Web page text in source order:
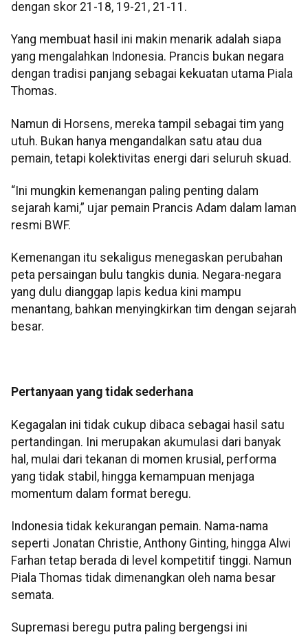
dengan skor 21-18, 19-21, 21-11.
Yang membuat hasil ini makin menarik adalah siapa
yang mengalahkan Indonesia. Prancis bukan negara
dengan tradisi panjang sebagai kekuatan utama Piala
Thomas.
Namun di Horsens, mereka tampil sebagai tim yang
utuh. Bukan hanya mengandalkan satu atau dua
pemain, tetapi kolektivitas energi dari seluruh skuad.
“Ini mungkin kemenangan paling penting dalam
sejarah kami,” ujar pemain Prancis Adam dalam laman
resmi BWF.
Kemenangan itu sekaligus menegaskan perubahan
peta persaingan bulu tangkis dunia. Negara-negara
yang dulu dianggap lapis kedua kini mampu
menantang, bahkan menyingkirkan tim dengan sejarah
besar.
Pertanyaan yang tidak sederhana
Kegagalan ini tidak cukup dibaca sebagai hasil satu
pertandingan. Ini merupakan akumulasi dari banyak
hal, mulai dari tekanan di momen krusial, performa
yang tidak stabil, hingga kemampuan menjaga
momentum dalam format beregu.
Indonesia tidak kekurangan pemain. Nama-nama
seperti Jonatan Christie, Anthony Ginting, hingga Alwi
Farhan tetap berada di level kompetitif tinggi. Namun
Piala Thomas tidak dimenangkan oleh nama besar
semata.
Supremasi beregu putra paling bergengsi ini